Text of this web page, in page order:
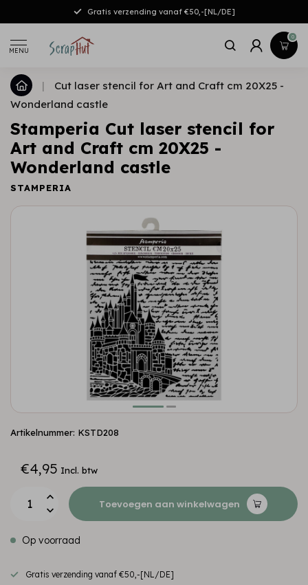
Gratis verzending vanaf €50,-[NL/DE]
MENU
0
|
Cut laser stencil for Art and Craft cm 20X25 -
Wonderland castle
Stamperia Cut laser stencil for
Art and Craft cm 20X25 -
Wonderland castle
STAMPERIA
Artikelnummer: KSTD208
€4,95 Incl. btw
Toevoegen aan winkelwagen
Op voorraad
Gratis verzending vanaf €50,-[NL/DE]